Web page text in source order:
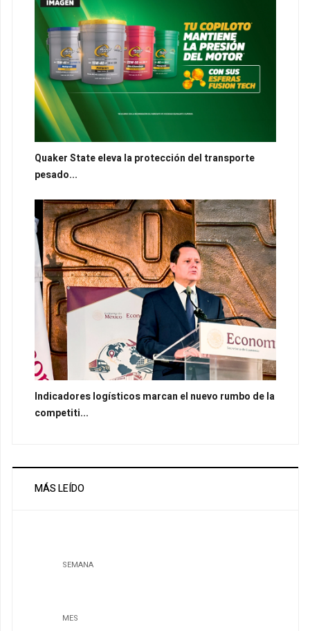
Quaker State eleva la protección del transporte
pesado...
Indicadores logísticos marcan el nuevo rumbo de la
competiti...
MÁS LEÍDO
SEMANA
MES